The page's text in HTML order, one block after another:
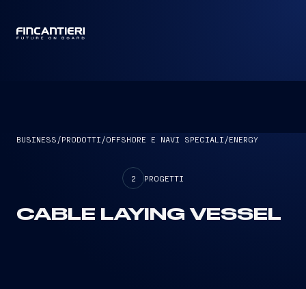
BUSINESS /PRODOTTI /OFFSHORE E NAVI SPECIALI /ENERGY
2 PROGETTI
CABLE LAYING VESSEL